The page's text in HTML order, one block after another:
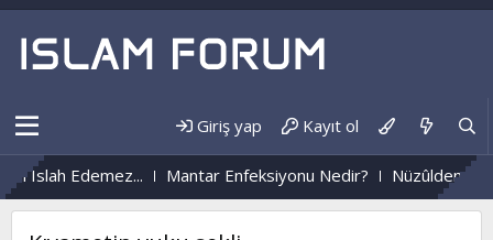
Giriş yap Kayıt ol
Mantar Enfeksiyonu Nedir? Nüzûlden Hayata...